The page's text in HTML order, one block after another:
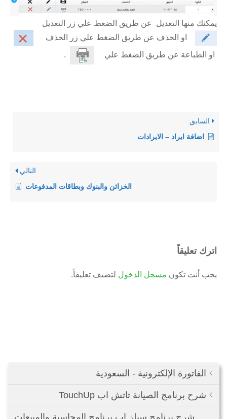
الفاتورة الإلكترونية - السعودية
شرح برنامج الصيانة تاتش اب TouchUp
يمكنك منها التعديل عن طريق الضغط علي زر التعديل
او الحذف عن طريق الضغط علي زر الحذف
او الطباعة عن طريق الضغط علي
.
السابق
اضافة ايراد – الايرادات
التالي
الخزائن والبنوك وبطاقات المدفوعات
اترك تعليقاً
يجب أنت تكون مسجل الدخول لتضيف تعليقاً.